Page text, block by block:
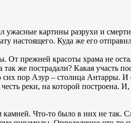
ужасные картины разрухи и
настоящего. Куда же его
прежней красоты храма не
же пострадали? Какая участь
пор Азур – столица Антарры.
реки, на которой построена.
Что-то было в них не так.